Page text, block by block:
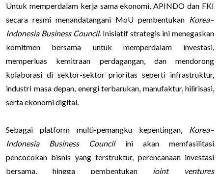
Untuk memperdalam kerja sama ekonomi, APINDO dan FKI
secara resmi menandatangani MoU pembentukan Korea–
Indonesia Business Council. Inisiatif strategis ini menegaskan
komitmen bersama untuk memperdalam investasi,
memperluas kemitraan perdagangan, dan mendorong
kolaborasi di sektor-sektor prioritas seperti infrastruktur,
industri masa depan, energi terbarukan, manufaktur, hilirisasi,
serta ekonomi digital.
Sebagai platform multi-pemangku kepentingan,
Korea–
Indonesia Business Councilini akan memfasilitasi
pencocokan bisnis yang terstruktur, perencanaan investasi
bersama, hingga pembentukan joint ventures